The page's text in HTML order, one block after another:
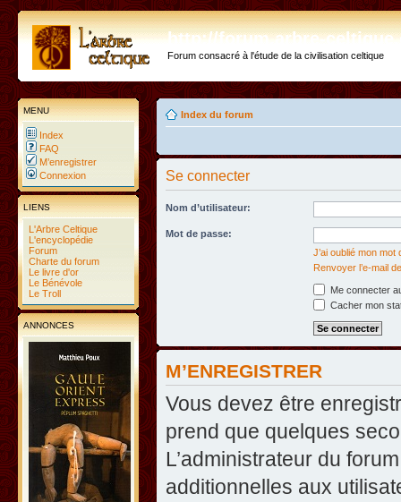
http://forum.arbre-
Forum consacré à l'étude de la civilisation celtique
MENU
Index
FAQ
M’enregistrer
Connexion
LIENS
L'Arbre Celtique
L'encyclopédie
Forum
Charte du forum
Le livre d'or
Le Bénévole
Le Troll
ANNONCES
Index du forum
Se connecter
Nom d’utilisateur:
Mot de passe:
J’ai oublié mon mot
Renvoyer l’e-mail
Me connecter
Cacher mon
M’ENREGISTRER
Vous devez être
prend que quelques
L’administrateur du
additionnelles aux